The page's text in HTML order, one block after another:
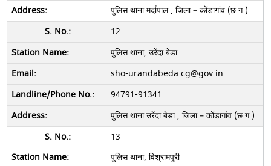
पुलिस थाना मर्दापाल , जिला – कोंडागांव (छ.ग.)
12
पुलिस थाना, उरेंदा बेडा
sho-urandabeda.cg@gov.in
94791-91341
पुलिस थाना उरेंदा बेडा , जिला – कोंडागांव (छ.ग.)
13
पुलिस थाना, विश्रामपूरी